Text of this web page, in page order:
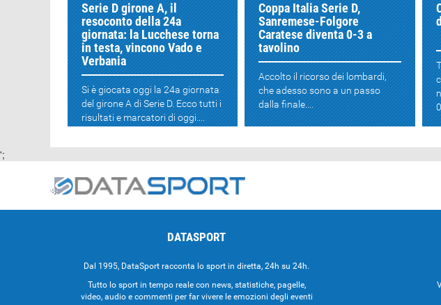
Serie D girone A, il
resoconto della 24a
giornata: la Lucchese torna
in testa, vincono Vado e
Verbania
Si è giocata oggi la 24a giornata
del girone A di Serie D. Ecco tutti i
risultati e marcatori di oggi....
Coppa Italia Serie D,
Sanremese-Folgore
Caratese diventa 0-3 a
tavolino
Accolto il ricorso dei lombardi,
che adesso sono a un passo
dalla finale....
';
DATASPORT
Dal 1995, DataSport racconta lo sport in diretta, 24h su 24h.
Tutto lo sport in tempo reale con news, statistiche, pagelle,
video, audio e commenti per far vivere le emozioni degli eventi